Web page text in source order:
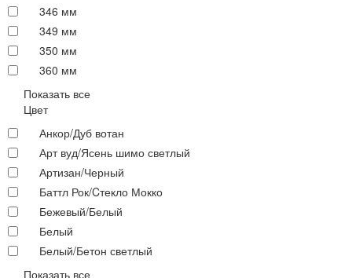
346 мм
349 мм
350 мм
360 мм
Показать все
Цвет
Анкор/Дуб вотан
Арт вуд/Ясень шимо светлый
Артизан/Черный
Баттл Рок/Cтекло Мокко
Бежевый/Белый
Белый
Белый/Бетон светлый
Показать все